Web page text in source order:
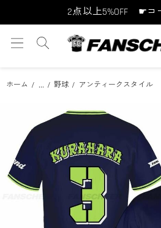
2点以上5%OFF ☛コ
10点以上10%OFF ☛コ
ホーム ... 野球 アンティークスタイル